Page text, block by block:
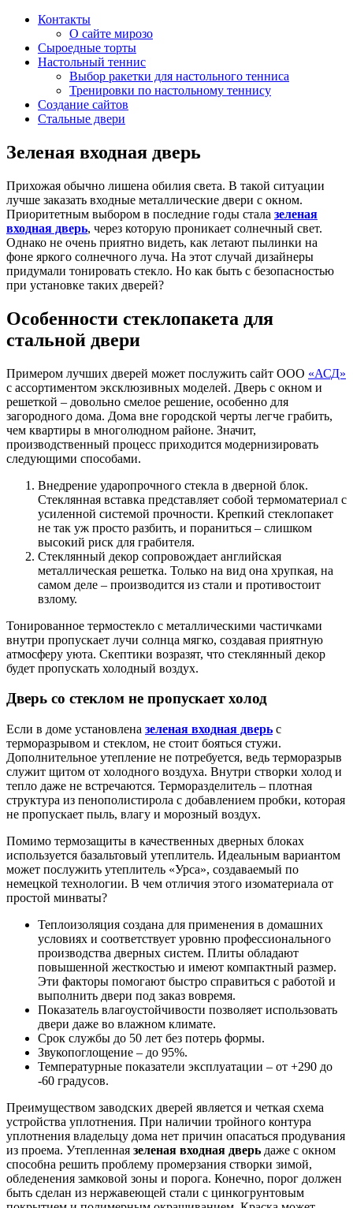
Контакты
О сайте мирозо
Сыроедные торты
Настольный теннис
Выбор ракетки для настольного тенниса
Тренировки по настольному теннису
Создание сайтов
Стальные двери
Зеленая входная дверь
Прихожая обычно лишена обилия света. В такой ситуации
лучше заказать входные металлические двери с окном.
Приоритетным выбором в последние годы стала зеленая
входная дверь, через которую проникает солнечный свет.
Однако не очень приятно видеть, как летают пылинки на
фоне яркого солнечного луча. На этот случай дизайнеры
придумали тонировать стекло. Но как быть с безопасностью
при установке таких дверей?
Особенности стеклопакета для
стальной двери
Примером лучших дверей может послужить сайт ООО «АСД»
с ассортиментом эксклюзивных моделей. Дверь с окном и
решеткой – довольно смелое решение, особенно для
загородного дома. Дома вне городской черты легче грабить,
чем квартиры в многолюдном районе. Значит,
производственный процесс приходится модернизировать
следующими способами.
Внедрение ударопрочного стекла в дверной блок.
Стеклянная вставка представляет собой термоматериал с
усиленной системой прочности. Крепкий стеклопакет
не так уж просто разбить, и пораниться – слишком
высокий риск для грабителя.
Стеклянный декор сопровождает английская
металлическая решетка. Только на вид она хрупкая, на
самом деле – производится из стали и противостоит
взлому.
Тонированное термостекло с металлическими частичками
внутри пропускает лучи солнца мягко, создавая приятную
атмосферу уюта. Скептики возразят, что стеклянный декор
будет пропускать холодный воздух.
Дверь со стеклом не пропускает холод
Если в доме установлена зеленая входная дверь с
терморазрывом и стеклом, не стоит бояться стужи.
Дополнительное утепление не потребуется, ведь терморазрыв
служит щитом от холодного воздуха. Внутри створки холод и
тепло даже не встречаются. Терморазделитель – плотная
структура из пенополистирола с добавлением пробки, которая
не пропускает пыль, влагу и морозный воздух.
Помимо термозащиты в качественных дверных блоках
используется базальтовый утеплитель. Идеальным вариантом
может послужить утеплитель «Урса», создаваемый по
немецкой технологии. В чем отличия этого изоматериала от
простой минваты?
Теплоизоляция создана для применения в домашних
условиях и соответствует уровню профессионального
производства дверных систем. Плиты обладают
повышенной жесткостью и имеют компактный размер.
Эти факторы помогают быстро справиться с работой и
выполнить двери под заказ вовремя.
Показатель влагоустойчивости позволяет использовать
двери даже во влажном климате.
Срок службы до 50 лет без потерь формы.
Звукопоглощение – до 95%.
Температурные показатели эксплуатации – от +290 до
-60 градусов.
Преимуществом заводских дверей является и четкая схема
устройства уплотнения. При наличии тройного контура
уплотнения владельцу дома нет причин опасаться продувания
из проема. Утепленная зеленая входная дверь даже с окном
способна решить проблему промерзания створки зимой,
обледенения замковой зоны и порога. Конечно, порог должен
быть сделан из нержавеющей стали с цинкогрунтовым